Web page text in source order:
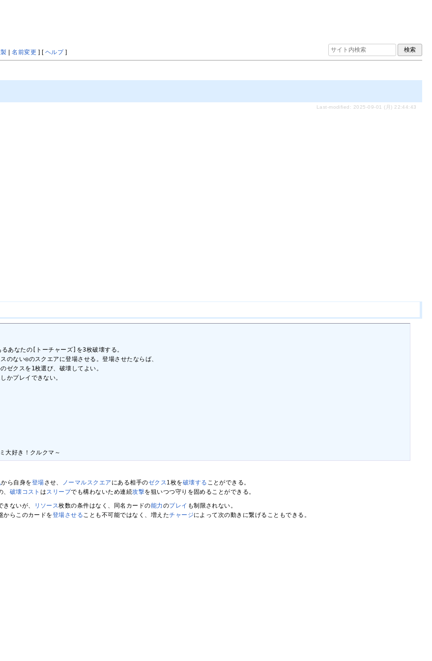
|名前変更 ] [ ヘルプ]
Last-modified: 2025-09-01 (月) 22:44:43
あなたの[トーチャーズ]を3枚破壊する。
ない◎のスクエアに登場させる。登場させたならば、
を1枚選び、破壊してよい。
レイできない。
大好き！クルクマ～
から自身を登場させ、 ノーマルスクエア にある相手のゼクス1枚を破壊する ことができる。
破壊コスト はスリープでも構わないため連続攻撃を狙いつつ守りを固めることができる。
きないが、 リソース枚数の条件はなく、同名カードの能力のプレイ も制限されない。
からこのカードを登場させることも不可能ではなく、増えたチャージによって次の動きに繋げることもできる。